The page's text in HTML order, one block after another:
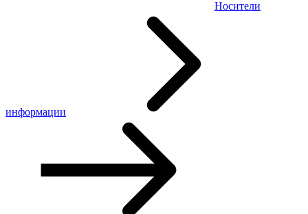
Носители
информации